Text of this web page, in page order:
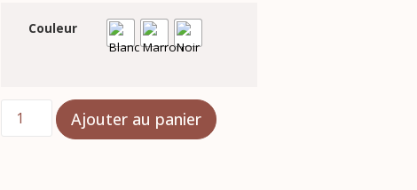
Couleur
Ajouter au panier